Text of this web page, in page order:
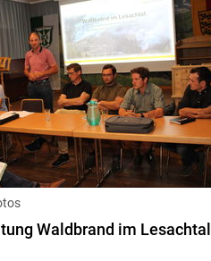
Waldbrand im Lesachtal